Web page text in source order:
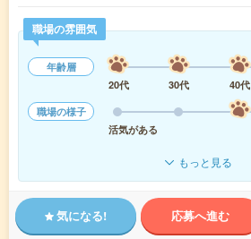
職場の雰囲気
年齢層
20代
30代 40代
職場の様子
活気がある
もっと見る
気になる! 応募へ進む